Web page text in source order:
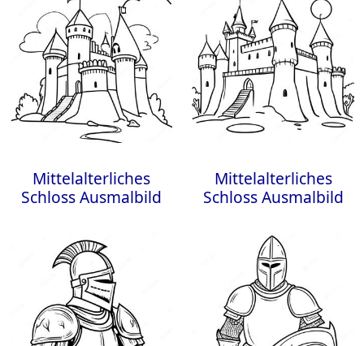
Mittelalterliches
Schloss Ausmalbild
Mittelalterliches
Schloss Ausmalbild